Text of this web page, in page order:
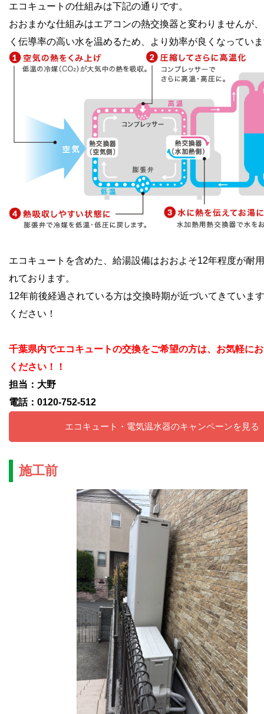
エコキュートの仕組みは下記の通りです。
おおまかな仕組みはエアコンの熱交換器と変わりませんが
く伝導率の高い水を温めるため、より効率が良くなってい
エコキュートを含めた、給湯設備はおおよそ12年程度が耐
れております。
12年前後経過されている方は交換時期が近づいてきていま
ください！
千葉県内でエコキュートの交換をご希望の方は、お気軽に
ください！！
担当：大野
電話：0120-752-512
エコキュート・電気温水器のキャンペーンを見る
施工前